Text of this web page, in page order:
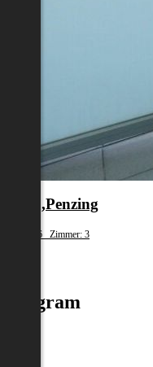
14.,Penzing
76 Zimmer: 3